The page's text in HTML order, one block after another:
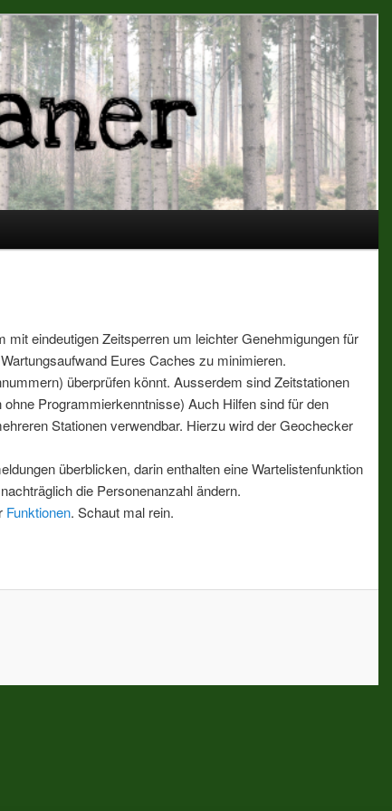
mit eindeutigen Zeitsperren um leichter Genehmigungen für
Eures Caches zu minimieren.
überprüfen könnt. Ausserdem sind Zeitstationen
Programmierkenntnisse) Auch Hilfen sind für den
Stationen verwendbar. Hierzu wird der Geochecker
überblicken, darin enthalten eine Wartelistenfunktion
die Personenanzahl ändern.
Funktionen. Schaut mal rein.